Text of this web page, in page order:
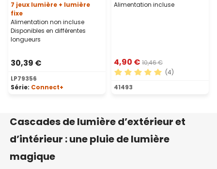
7 jeux lumière + lumière
fixe
Alimentation non incluse
Disponibles en différentes
longueurs
30,39 €
LP79356
Série: Connect+
Alimentation incluse
4,90 € 10,46 €
Note moyenne de 5 sur 5
(4)
41493
Cascades de lumière d’extérieur et
d’intérieur : une pluie de lumière
magique